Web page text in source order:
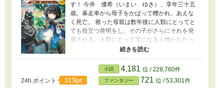
す！ 今井 優希（いまい ゆき）、享年三十五
歳。暴走車から母子をかばって轢かれ、あえな
く死亡。 救った母親は数年後に人類にとってと
ても役立つ発明をし、その子がさらにそれを発
展させる、人類にとって宝になる人物たちだっ
た。彼らを助けた功績で生き返らせるか異世界
に転生させてくれるという女神。 一旦このまま
成仏したいと願うものの女神から誘いを受け、
その女神が管理する異世界へ転生することに。
そして女神からその世界で生き残るための魔法
24h.ポイント 319pt
小説 4,181 位 / 228,760件
ファンタジー 721 位 / 53,301件